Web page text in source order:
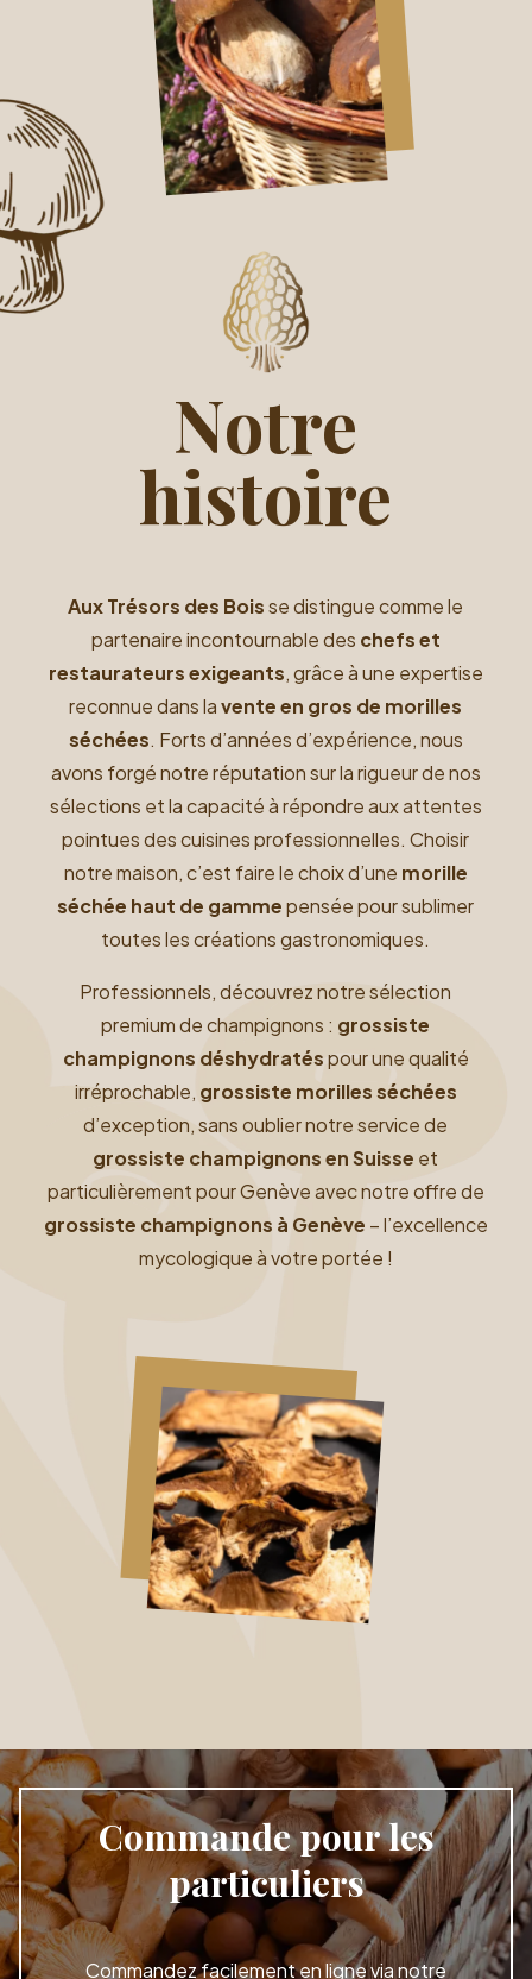
Notre
histoire
Aux Trésors des Boisse distingue comme le
partenaire incontournable des chefs et
restaurateurs exigeants, grâce à une expertise
reconnue dans lavente en gros de morilles
séchées. Forts d’années d’expérience, nous
avons forgé notre réputation sur la rigueur de nos
sélections et la capacité à répondre aux attentes
pointues des cuisines professionnelles. Choisir
notre maison, c’est faire le choix d’une morille
séchée haut de gammepensée pour sublimer
toutes les créations gastronomiques.
Professionnels, découvrez notre sélection
premium de champignons : grossiste
champignons déshydratéspour une qualité
irréprochable, grossiste morilles séchées
d’exception,sans oublier notre service de
grossiste champignons en Suisse et
particulièrement pour Genève avec notre offre de
grossiste champignons à Genève – l’excellence
mycologique à votre portée !
Commande pour les
particuliers
Commandez facilement en ligne via notre